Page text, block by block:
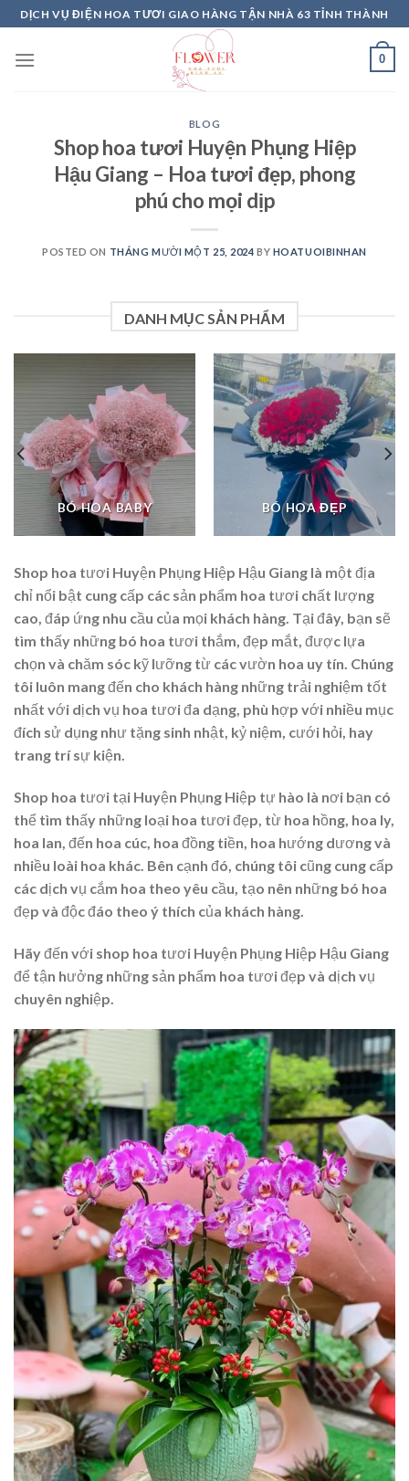
Skip
to
content
DỊCH VỤ ĐIỆN HOA TƯƠI GIAO HÀNG TẬN NHÀ 63 TỈNH THÀNH
0
BLOG
Shop hoa tươi Huyện Phụng Hiệp
Hậu Giang – Hoa tươi đẹp, phong
phú cho mọi dịp
POSTED ON THÁNG MƯỜI MỘT 25, 2024 BY HOATUOIBINHAN
DANH MỤC SẢN PHẨM
BÓ HOA BABY BÓ HOA ĐẸP
Shop hoa tươi Huyện Phụng Hiệp Hậu Giang là một địa
chỉ nổi bật cung cấp các sản phẩm hoa tươi chất lượng
cao, đáp ứng nhu cầu của mọi khách hàng. Tại đây, bạn sẽ
tìm thấy những bó hoa tươi thắm, đẹp mắt, được lựa
chọn và chăm sóc kỹ lưỡng từ các vườn hoa uy tín. Chúng
tôi luôn mang đến cho khách hàng những trải nghiệm tốt
nhất với dịch vụ hoa tươi đa dạng, phù hợp với nhiều mục
đích sử dụng như tặng sinh nhật, kỷ niệm, cưới hỏi, hay
trang trí sự kiện.
Shop hoa tươi tại Huyện Phụng Hiệp tự hào là nơi bạn có
thể tìm thấy những loại hoa tươi đẹp, từ hoa hồng, hoa ly,
hoa lan, đến hoa cúc, hoa đồng tiền, hoa hướng dương và
nhiều loài hoa khác. Bên cạnh đó, chúng tôi cũng cung cấp
các dịch vụ cắm hoa theo yêu cầu, tạo nên những bó hoa
đẹp và độc đáo theo ý thích của khách hàng.
Hãy đến với shop hoa tươi Huyện Phụng Hiệp Hậu Giang
để tận hưởng những sản phẩm hoa tươi đẹp và dịch vụ
chuyên nghiệp.